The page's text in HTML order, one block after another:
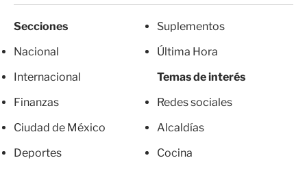
Secciones
Nacional
Internacional
Finanzas
Ciudad de México
Deportes
Suplementos
Última Hora
Temas de interés
Redes sociales
Alcaldías
Cocina